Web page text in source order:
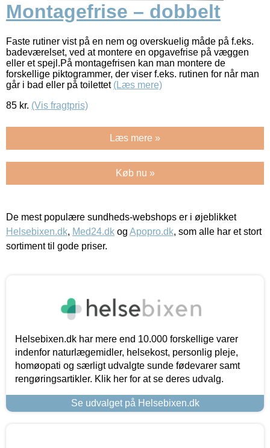
Montagefrise – dobbelt
Faste rutiner vist på en nem og overskuelig måde på f.eks.
badeværelset, ved at montere en opgavefrise på væggen
eller et spejl.På montagefrisen kan man montere de
forskellige piktogrammer, der viser f.eks. rutinen for når man
går i bad eller på toilettet (Læs mere)
85 kr. (Vis fragtpris)
Læs mere »
Køb nu »
De mest populære sundheds-webshops er i øjeblikket
Helsebixen.dk, Med24.dk og Apopro.dk, som alle har et stort
sortiment til gode priser.
Helsebixen.dk har mere end 10.000 forskellige varer
indenfor naturlægemidler, helsekost, personlig pleje,
homøopati og særligt udvalgte sunde fødevarer samt
rengøringsartikler. Klik her for at se deres udvalg.
Se udvalget på Helsebixen.dk